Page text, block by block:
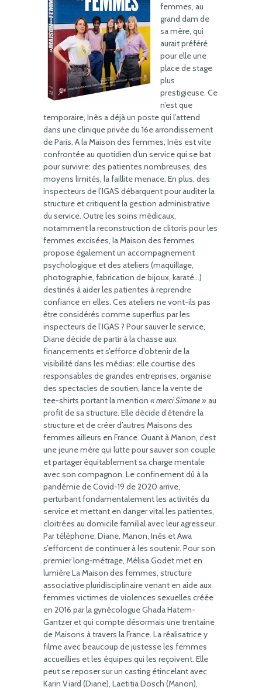
femmes, au
grand dam de
sa mère, qui
aurait préféré
pour elle une
place de stage
plus
prestigieuse. Ce
n’est que
temporaire, Inès a déjà un poste qui l’attend
dans une clinique privée du 16e arrondissement
de Paris. A la Maison des femmes, Inès est vite
confrontée au quotidien d’un service qui se bat
pour survivre: des patientes nombreuses, des
moyens limités, la faillite menace. En plus, des
inspecteurs de l’IGAS débarquent pour auditer la
structure et critiquent la gestion administrative
du service. Outre les soins médicaux,
notamment la reconstruction de clitoris pour les
femmes excisées, la Maison des femmes
propose également un accompagnement
psychologique et des ateliers (maquillage,
photographie, fabrication de bijoux, karaté…)
destinés à aider les patientes à reprendre
confiance en elles. Ces ateliers ne vont-ils pas
être considérés comme superflus par les
inspecteurs de l’IGAS ? Pour sauver le service,
Diane décide de partir à la chasse aux
financements et s’efforce d’obtenir de la
visibilité dans les médias: elle courtise des
responsables de grandes entreprises, organise
des spectacles de soutien, lance la vente de
tee-shirts portant la mention « merci Simone » au
profit de sa structure. Elle décide d’étendre la
structure et de créer d’autres Maisons des
femmes ailleurs en France. Quant à Manon, c’est
une jeune mère qui lutte pour sauver son couple
et partager équitablement sa charge mentale
avec son compagnon. Le confinement dû à la
pandémie de Covid-19 de 2020 arrive,
perturbant fondamentalement les activités du
service et mettant en danger vital les patientes,
cloitrées au domicile familial avec leur agresseur.
Par téléphone, Diane, Manon, Inès et Awa
s’efforcent de continuer à les soutenir. Pour son
premier long-métrage, Mélisa Godet met en
lumière La Maison des femmes, structure
associative pluridisciplinaire venant en aide aux
femmes victimes de violences sexuelles créée
en 2016 par la gynécologue Ghada Hatem-
Gantzer et qui compte désormais une trentaine
de Maisons à travers la France. La réalisatrice y
filme avec beaucoup de justesse les femmes
accueillies et les équipes qui les reçoivent. Elle
peut se reposer sur un casting étincelant avec
Karin Viard (Diane), Laetitia Dosch (Manon),